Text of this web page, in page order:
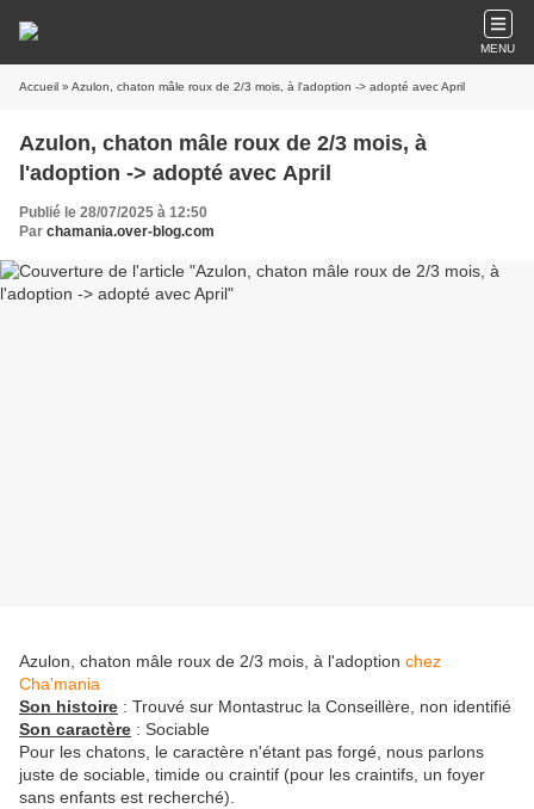
MENU
Accueil » Azulon, chaton mâle roux de 2/3 mois, à l'adoption -> adopté avec April
Azulon, chaton mâle roux de 2/3 mois, à
l'adoption -> adopté avec April
Publié le 28/07/2025 à 12:50
Par chamania.over-blog.com
Azulon, chaton mâle roux de 2/3 mois, à l'adoption chez
Cha'mania
Son histoire : Trouvé sur Montastruc la Conseillère, non identifié
Son caractère : Sociable
Pour les chatons, le caractère n'étant pas forgé, nous parlons
juste de sociable, timide ou craintif (pour les craintifs, un foyer
sans enfants est recherché).